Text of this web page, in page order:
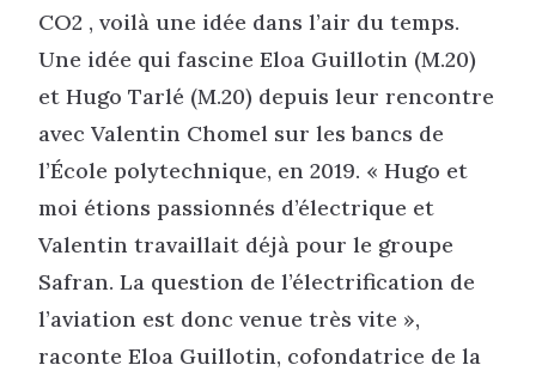
CO2 , voilà une idée dans l’air du temps.
Une idée qui fascine Eloa Guillotin (M.20)
et Hugo Tarlé (M.20) depuis leur rencontre
avec Valentin Chomel sur les bancs de
l’École polytechnique, en 2019. « Hugo et
moi étions passionnés d’électrique et
Valentin travaillait déjà pour le groupe
Safran. La question de l’électrification de
l’aviation est donc venue très vite »,
raconte Eloa Guillotin, cofondatrice de la